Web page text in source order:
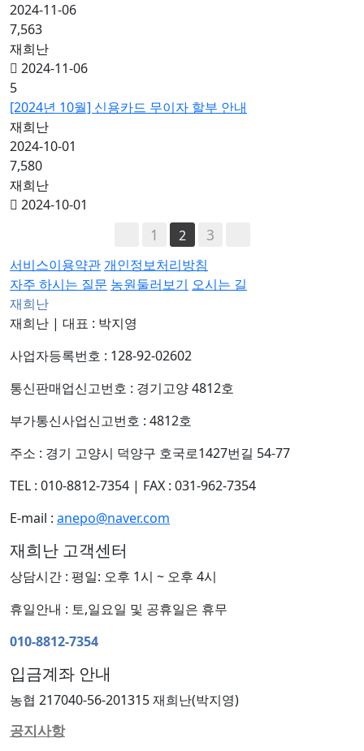
2024-11-06
7,563
재희난
2024-11-06
5
[2024년 10월] 신용카드 무이자 할부 안내
재희난
2024-10-01
7,580
재희난
2024-10-01
1 2 3
서비스이용약관 개인정보처리방침
자주 하시는 질문 농원둘러보기 오시는 길
재희난
재희난 | 대표 : 박지영
사업자등록번호 : 128-92-02602
통신판매업신고번호 : 경기고양 4812호
부가통신사업신고번호 : 4812호
주소 : 경기 고양시 덕양구 호국로1427번길 54-77
TEL : 010-8812-7354 | FAX : 031-962-7354
E-mail : anepo@naver.com
재희난 고객센터
상담시간 : 평일: 오후 1시 ~ 오후 4시
휴일안내 : 토,일요일 및 공휴일은 휴무
010-8812-7354
입금계좌 안내
농협 217040-56-201315 재희난(박지영)
공지사항